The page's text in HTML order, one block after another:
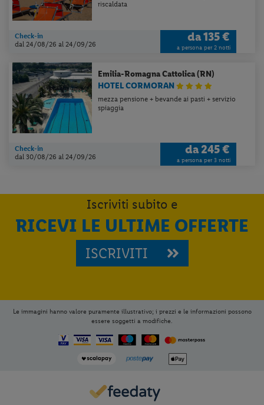
riscaldata
Check-in
dal 24/08/26al 24/09/26
da135 €
a persona per 2 notti
Emilia-RomagnaCattolica (RN)
HOTEL CORMORAN
mezza pensione + bevande ai pasti + servizio
spiaggia
Check-in
dal 30/08/26al 24/09/26
da245 €
a persona per 3 notti
Iscriviti subito e
RICEVI LE ULTIME OFFERTE
ISCRIVITI
Le immagini hanno valore puramente illustrativo; i prezzi e le informazioni possono
essere soggetti a modifiche.
Per aggiungereLidl Viaggi
alla tua
Home, apri il menu opzioni evidenziato
dall' icona
e selezionaInstalla